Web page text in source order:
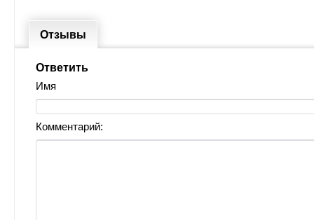
Отзывы
Ответить
Имя
Комментарий: